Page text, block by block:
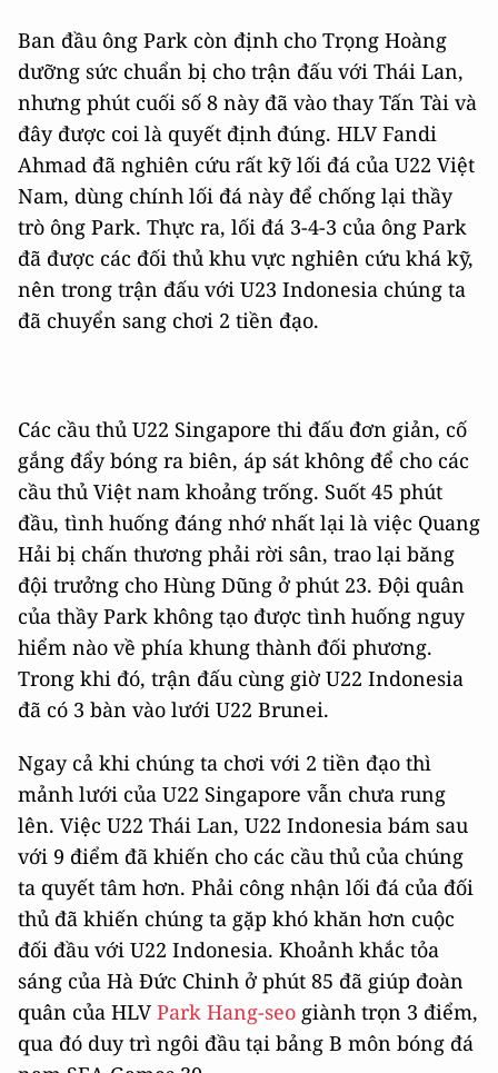
Ban đầu ông Park còn định cho Trọng Hoàng
dưỡng sức chuẩn bị cho trận đấu với Thái Lan,
nhưng phút cuối số 8 này đã vào thay Tấn Tài và
đây được coi là quyết định đúng. HLV Fandi
Ahmad đã nghiên cứu rất kỹ lối đá của U22 Việt
Nam, dùng chính lối đá này để chống lại thầy
trò ông Park. Thực ra, lối đá 3-4-3 của ông Park
đã được các đối thủ khu vực nghiên cứu khá kỹ,
nên trong trận đấu với U23 Indonesia chúng ta
đã chuyển sang chơi 2 tiền đạo.
Các cầu thủ U22 Singapore thi đấu đơn giản, cố
gắng đẩy bóng ra biên, áp sát không để cho các
cầu thủ Việt nam khoảng trống. Suốt 45 phút
đầu, tình huống đáng nhớ nhất lại là việc Quang
Hải bị chấn thương phải rời sân, trao lại băng
đội trưởng cho Hùng Dũng ở phút 23. Đội quân
của thầy Park không tạo được tình huống nguy
hiểm nào về phía khung thành đối phương.
Trong khi đó, trận đấu cùng giờ U22 Indonesia
đã có 3 bàn vào lưới U22 Brunei.
Ngay cả khi chúng ta chơi với 2 tiền đạo thì
mảnh lưới của U22 Singapore vẫn chưa rung
lên. Việc U22 Thái Lan, U22 Indonesia bám sau
với 9 điểm đã khiến cho các cầu thủ của chúng
ta quyết tâm hơn. Phải công nhận lối đá của đối
thủ đã khiến chúng ta gặp khó khăn hơn cuộc
đối đầu với U22 Indonesia. Khoảnh khắc tỏa
sáng của Hà Đức Chinh ở phút 85 đã giúp đoàn
quân của HLVPark Hang-seo giành trọn 3 điểm,
qua đó duy trì ngôi đầu tại bảng B môn bóng đá